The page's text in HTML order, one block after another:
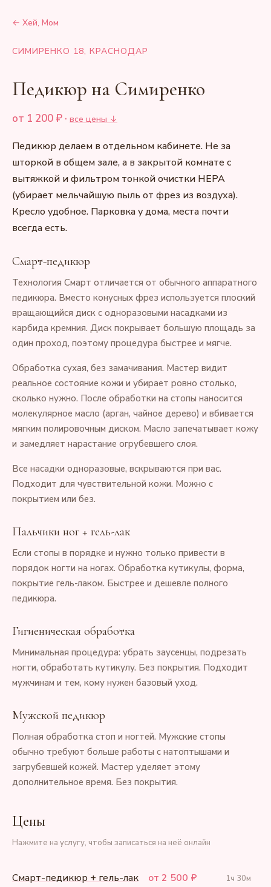
← Хей, Мом
СИМИРЕНКО 18, КРАСНОДАР
Педикюр на Симиренко
от 1 200 ₽ · все цены ↓
Педикюр делаем в отдельном кабинете. Не за
шторкой в общем зале, а в закрытой комнате с
вытяжкой и фильтром тонкой очистки HEPA
(убирает мельчайшую пыль от фрез из воздуха).
Кресло удобное. Парковка у дома, места почти
всегда есть.
Смарт-педикюр
Технология Смарт отличается от обычного аппаратного
педикюра. Вместо конусных фрез используется плоский
вращающийся диск с одноразовыми насадками из
карбида кремния. Диск покрывает большую площадь за
один проход, поэтому процедура быстрее и мягче.
Обработка сухая, без замачивания. Мастер видит
реальное состояние кожи и убирает ровно столько,
сколько нужно. После обработки на стопы наносится
молекулярное масло (арган, чайное дерево) и вбивается
мягким полировочным диском. Масло запечатывает кожу
и замедляет нарастание огрубевшего слоя.
Все насадки одноразовые, вскрываются при вас.
Подходит для чувствительной кожи. Можно с
покрытием или без.
Пальчики ног + гель-лак
Если стопы в порядке и нужно только привести в
порядок ногти на ногах. Обработка кутикулы, форма,
покрытие гель-лаком. Быстрее и дешевле полного
педикюра.
Гигиеническая обработка
Минимальная процедура: убрать заусенцы, подрезать
ногти, обработать кутикулу. Без покрытия. Подходит
мужчинам и тем, кому нужен базовый уход.
Мужской педикюр
Полная обработка стоп и ногтей. Мужские стопы
обычно требуют больше работы с натоптышами и
загрубевшей кожей. Мастер уделяет этому
дополнительное время. Без покрытия.
Цены
Нажмите на услугу, чтобы записаться на неё онлайн
Смарт-педикюр + гель-лак от 2 500 ₽ 1ч 30м